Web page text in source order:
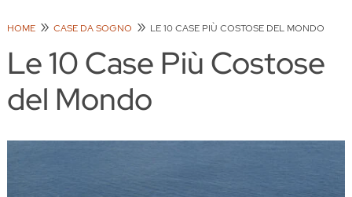
HOME CASE DA SOGNO LE 10 CASE PIÙ COSTOSE DEL MONDO
Le 10 Case Più Costose
del Mondo